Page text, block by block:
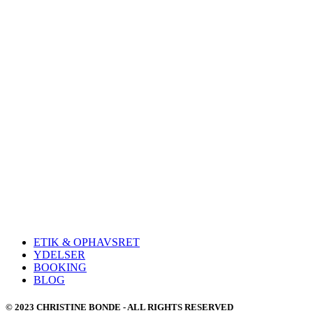
ETIK & OPHAVSRET
YDELSER
BOOKING
BLOG
© 2023 CHRISTINE BONDE - ALL RIGHTS RESERVED